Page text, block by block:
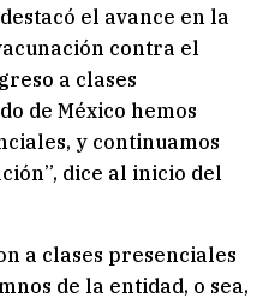
el avance en la
contra el
a clases
de México hemos
y continuamos
dice al inicio del
a clases presenciales
de la entidad, o sea,